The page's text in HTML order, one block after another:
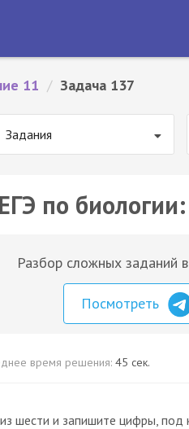
11 / Задача 137
Задания
по
Разбор сложных заданий
Посмотреть
время решения: 45 сек.
шести и запишите цифры, под